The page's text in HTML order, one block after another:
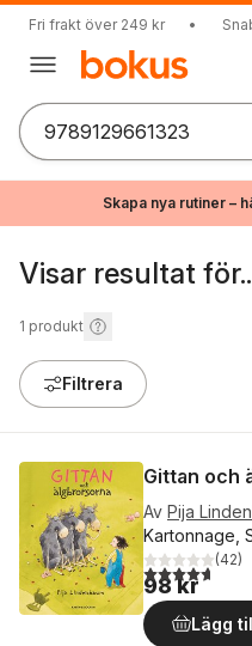
Fri frakt över 249 kr •
Skapa nya rutiner –
Visar resultat
1 produkt
Filtrera
Gittan och
Av Pija
Kartonnage,
4,7utav 5(42)
98 kr
Lägg